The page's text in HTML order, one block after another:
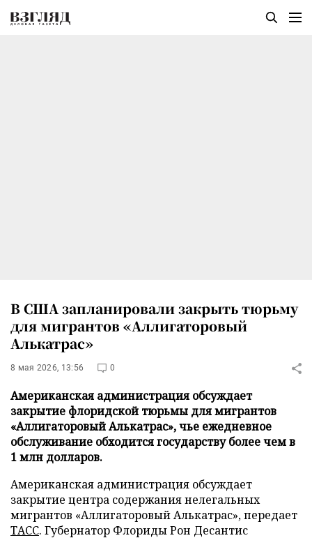
В США запланировали закрыть тюрьму
для мигрантов «Аллигаторовый
Алькатрас»
8 мая 2026, 13:56 0
Американская администрация обсуждает
закрытие флоридской тюрьмы для мигрантов
«Аллигаторовый Алькатрас», чье ежедневное
обслуживание обходится государству более чем в
1 млн долларов.
Американская администрация обсуждает
закрытие центра содержания нелегальных
мигрантов «Аллигаторовый Алькатрас», передает
ТАСС. Губернатор Флориды Рон Десантис